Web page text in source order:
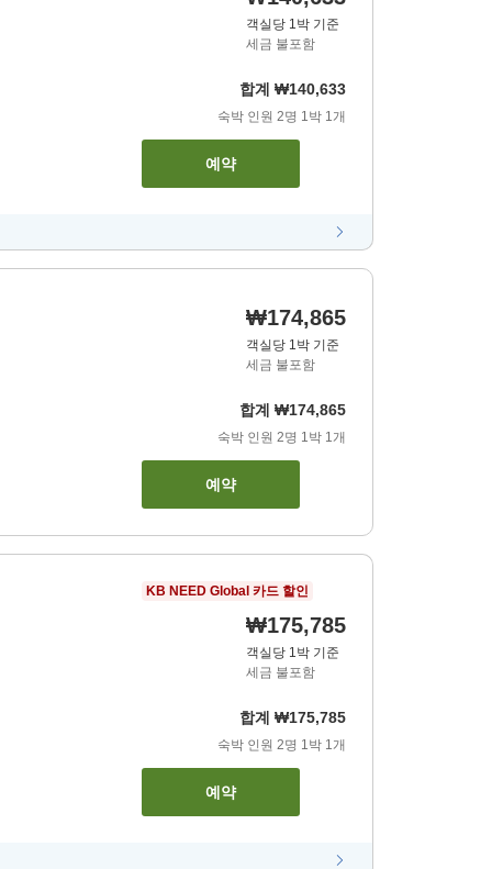
객실당 1박 기준
세금 불포함
합계 ₩140,633
숙박 인원 2명 1박 1개
예약
₩174,865
객실당 1박 기준
세금 불포함
합계 ₩174,865
숙박 인원 2명 1박 1개
예약
KB NEED Global 카드 할인
₩175,785
객실당 1박 기준
세금 불포함
합계 ₩175,785
숙박 인원 2명 1박 1개
예약